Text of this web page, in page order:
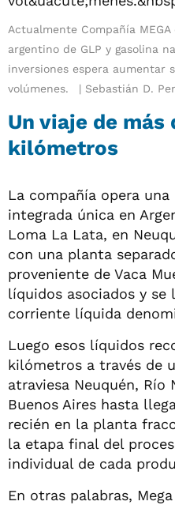
Actualmente Compañía
argentino de GLP y gasolina
inversiones espera aumentar
volúmenes.
Sebastián D.
Un viaje de más
kilómetros
La compañía opera
integrada única en
Loma La Lata, en
con una planta
proveniente de Vaca
líquidos asociados y
corriente líquida
Luego esos líquidos
kilómetros a través de
atraviesa Neuquén, Río
Buenos Aires hasta
recién en la planta
la etapa final del
individual de cada
En otras palabras,